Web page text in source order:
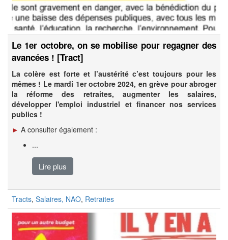
Le 1er octobre, on se mobilise pour regagner des
avancées ! [Tract]
La colère est forte et l’austérité c’est toujours pour les
mêmes ! Le mardi 1er octobre 2024, en grève pour abroger
la réforme des retraites, augmenter les salaires,
développer l'emploi industriel et financer nos services
publics !
► A consulter également :
...
Lire plus
Tracts, Salaires, NAO, Retraites